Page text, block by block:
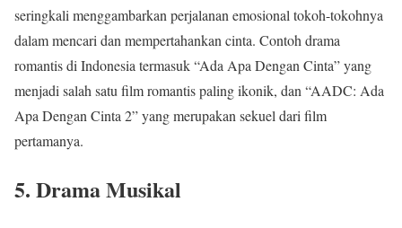
seringkali menggambarkan perjalanan emosional tokoh-tokohnya
dalam mencari dan mempertahankan cinta. Contoh drama
romantis di Indonesia termasuk “Ada Apa Dengan Cinta” yang
menjadi salah satu film romantis paling ikonik, dan “AADC: Ada
Apa Dengan Cinta 2” yang merupakan sekuel dari film
pertamanya.
5. Drama Musikal